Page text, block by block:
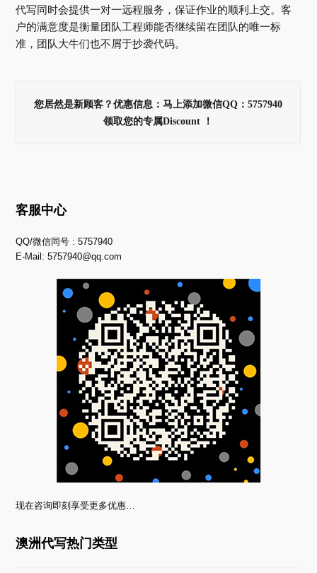
代写同时会提供一对一远程服务，保证作业的顺利上交。客
户的满意度是衡量团队工程师能否继续留在团队的唯一标
准，团队大牛们也不屑于抄袭代码。
您居然是新顾客？优惠信息：马上添加微信QQ：5757940
领取您的专属Discount ！
客服中心
QQ/微信同号 : 5757940
E-Mail:5757940@qq.com
现在咨询即刻享受更多优惠…
澳洲代写热门类型